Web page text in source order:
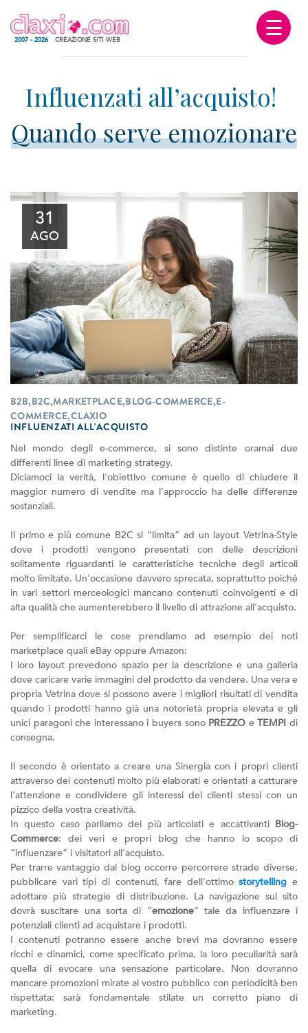
2007 - 2026 CREAZIONE SITI WEB ☰
Quando serve emozionare
31
AGO
B2B,B2C,MARKETPLACE,BLOG-COMMERCE,E-
COMMERCE,CLAXIO
INFLUENZATI ALL'ACQUISTO
Nel mondo degli e-commerce, si sono distinte oramai due
differenti linee di marketing strategy.
Diciamoci la verità, l'obiettivo comune è quello di chiudere il
maggior numero di vendite ma l'approccio ha delle differenze
sostanziali.
Il primo e più comune B2C si “limita” ad un layout Vetrina-Style
dove i prodotti vengono presentati con delle descrizioni
solitamente riguardanti le caratteristiche tecniche degli articoli
molto limitate. Un'occasione davvero sprecata, soprattutto poiché
in vari settori merceologici mancano contenuti coinvolgenti e di
alta qualità che aumenterebbero il livello di attrazione all'acquisto.
Per semplificarci le cose prendiamo ad esempio dei noti
marketplace quali eBay oppure Amazon:
I loro layout prevedono spazio per la descrizione e una galleria
dove caricare varie immagini del prodotto da vendere. Una vera e
propria Vetrina dove si possono avere i migliori risultati di vendita
quando i prodotti hanno già una notorietà propria elevata e gli
unici paragoni che interessano i buyers sono PREZZO eTEMPI di
consegna.
Il secondo è orientato a creare una Sinergia con i propri clienti
attraverso dei contenuti molto più elaborati e orientati a catturare
l'attenzione e condividere gli interessi dei clienti stessi con un
pizzico della vostra creatività.
In questo caso parliamo dei più articolati e accattivanti Blog-
Commerce: dei veri e propri blog che hanno lo scopo di
“influenzare” i visitatori all'acquisto.
Per trarre vantaggio dal blog occorre percorrere strade diverse,
pubblicare vari tipi di contenuti, fare dell'ottimostorytelling e
adottare più strategie di distribuzione. La navigazione sul sito
dovrà suscitare una sorta di “emozione” tale da influenzare i
potenziali clienti ad acquistare i prodotti.
I contenuti potranno essere anche brevi ma dovranno essere
ricchi e dinamici, come specificato prima, la loro peculiarità sarà
quella di evocare una sensazione particolare. Non dovranno
mancare promozioni mirate al vostro pubblico con periodicità ben
rispettata: sarà fondamentale stilate un corretto piano di
marketing.